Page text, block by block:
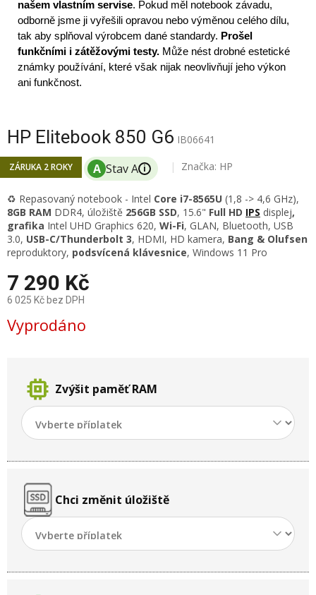
našem vlastním servise. Pokud měl notebook závadu,
odborně jsme ji vyřešili opravou nebo výměnou celého dílu,
tak aby splňoval výrobcem dané standardy. Prošel
funkčními i zátěžovými testy. Může nést drobné estetické
známky používání, které však nijak neovlivňují jeho výkon
ani funkčnost.
HP Elitebook 850 G6 IB06641
ZÁRUKA 2 ROKY i Značka: HP
♻️ Repasovaný notebook - Intel Core i7-8565U (1,8 -> 4,6 GHz),
8GB RAM DDR4, úložiště 256GB SSD, 15.6" Full HD IPS displej,
grafika Intel UHD Graphics 620, Wi-Fi, GLAN, Bluetooth, USB
3.0, USB-C/Thunderbolt 3, HDMI, HD kamera, Bang & Olufsen
reproduktory, podsvícená klávesnice, Windows 11 Pro
7 290 Kč
6 025 Kč bez DPH
Měrná
cena:
Vyprodáno
memory Zvýšit paměť RAM
Chci změnit úložiště